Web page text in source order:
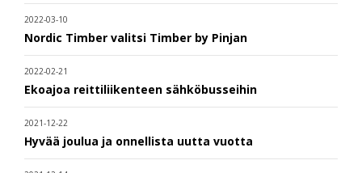
2022-03-10
Nordic Timber valitsi Timber by Pinjan
2022-02-21
Ekoajoa reittiliikenteen sähköbusseihin
2021-12-22
Hyvää joulua ja onnellista uutta vuotta